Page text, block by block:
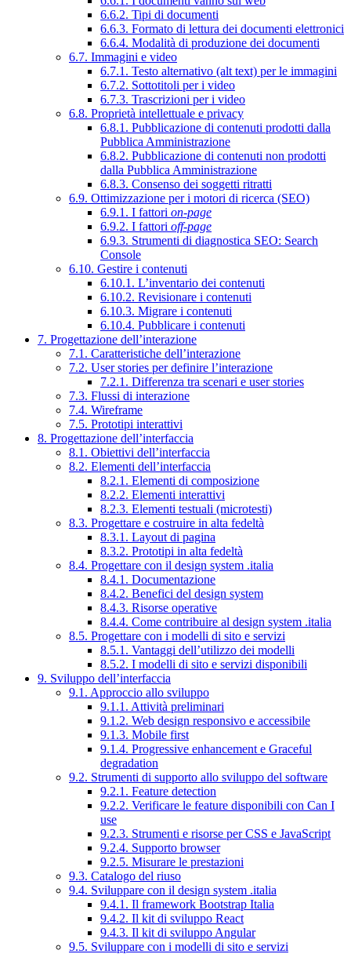
6.6.2. Tipi di documenti
6.6.3. Formato di lettura dei documenti elettronici
6.6.4. Modalità di produzione dei documenti
6.7. Immagini e video
6.7.1. Testo alternativo (alt text) per le immagini
6.7.2. Sottotitoli per i video
6.7.3. Trascrizioni per i video
6.8. Proprietà intellettuale e privacy
6.8.1. Pubblicazione di contenuti prodotti dalla
Pubblica Amministrazione
6.8.2. Pubblicazione di contenuti non prodotti
dalla Pubblica Amministrazione
6.8.3. Consenso dei soggetti ritratti
6.9. Ottimizzazione per i motori di ricerca (SEO)
6.9.1. I fattori on-page
6.9.2. I fattori off-page
6.9.3. Strumenti di diagnostica SEO: Search
Console
6.10. Gestire i contenuti
6.10.1. L’inventario dei contenuti
6.10.2. Revisionare i contenuti
6.10.3. Migrare i contenuti
6.10.4. Pubblicare i contenuti
7. Progettazione dell’interazione
7.1. Caratteristiche dell’interazione
7.2. User stories per definire l’interazione
7.2.1. Differenza tra scenari e user stories
7.3. Flussi di interazione
7.4. Wireframe
7.5. Prototipi interattivi
8. Progettazione dell’interfaccia
8.1. Obiettivi dell’interfaccia
8.2. Elementi dell’interfaccia
8.2.1. Elementi di composizione
8.2.2. Elementi interattivi
8.2.3. Elementi testuali (microtesti)
8.3. Progettare e costruire in alta fedeltà
8.3.1. Layout di pagina
8.3.2. Prototipi in alta fedeltà
8.4. Progettare con il design system .italia
8.4.1. Documentazione
8.4.2. Benefici del design system
8.4.3. Risorse operative
8.4.4. Come contribuire al design system .italia
8.5. Progettare con i modelli di sito e servizi
8.5.1. Vantaggi dell’utilizzo dei modelli
8.5.2. I modelli di sito e servizi disponibili
9. Sviluppo dell’interfaccia
9.1. Approccio allo sviluppo
9.1.1. Attività preliminari
9.1.2. Web design responsivo e accessibile
9.1.3. Mobile first
9.1.4. Progressive enhancement e Graceful
degradation
9.2. Strumenti di supporto allo sviluppo del software
9.2.1. Feature detection
9.2.2. Verificare le feature disponibili con Can I
use
9.2.3. Strumenti e risorse per CSS e JavaScript
9.2.4. Supporto browser
9.2.5. Misurare le prestazioni
9.3. Catalogo del riuso
9.4. Sviluppare con il design system .italia
9.4.1. Il framework Bootstrap Italia
9.4.2. Il kit di sviluppo React
9.4.3. Il kit di sviluppo Angular
9.5. Sviluppare con i modelli di sito e servizi